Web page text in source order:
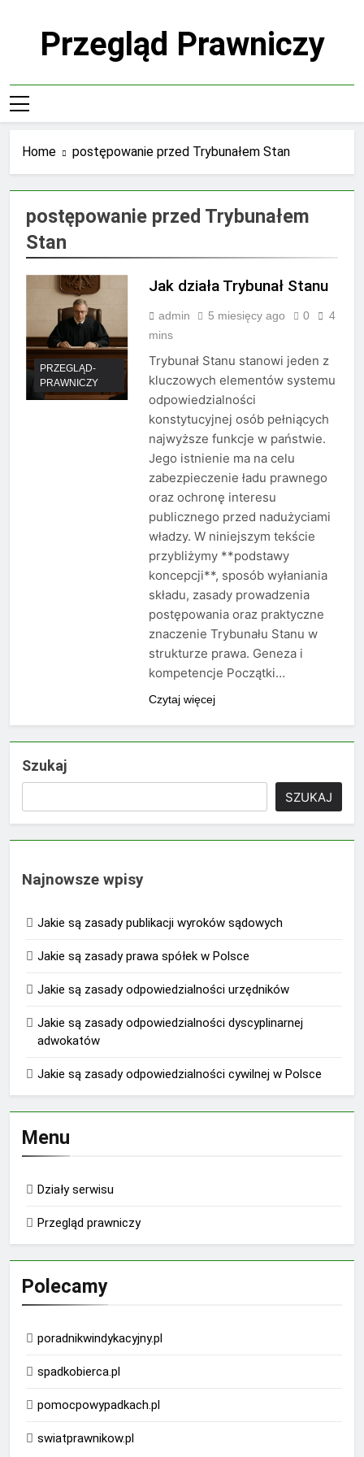
Przegląd Prawniczy
Home postępowanie przed Trybunałem Stan
postępowanie przed Trybunałem
Stan
PRZEGLĄD-
PRAWNICZY
Jak działa Trybunał Stanu
admin 5 miesięcy ago 0
4
mins
Trybunał Stanu stanowi jeden z
kluczowych elementów systemu
odpowiedzialności
konstytucyjnej osób pełniących
najwyższe funkcje w państwie.
Jego istnienie ma na celu
zabezpieczenie ładu prawnego
oraz ochronę interesu
publicznego przed nadużyciami
władzy. W niniejszym tekście
przybliżymy **podstawy
koncepcji**, sposób wyłaniania
składu, zasady prowadzenia
postępowania oraz praktyczne
znaczenie Trybunału Stanu w
strukturze prawa. Geneza i
kompetencje Początki…
Czytaj więcej
Szukaj
SZUKAJ
Najnowsze wpisy
Jakie są zasady publikacji wyroków sądowych
Jakie są zasady prawa spółek w Polsce
Jakie są zasady odpowiedzialności urzędników
Jakie są zasady odpowiedzialności dyscyplinarnej
adwokatów
Jakie są zasady odpowiedzialności cywilnej w Polsce
Menu
Działy serwisu
Przegląd prawniczy
Polecamy
poradnikwindykacyjny.pl
spadkobierca.pl
pomocpowypadkach.pl
swiatprawnikow.pl